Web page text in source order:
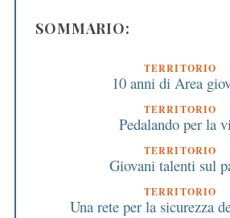
SOMMARIO:
TERRITORIO
10 anni di Area
TERRITORIO
Pedalando per la
TERRITORIO
Giovani talenti sul
TERRITORIO
Una rete per la sicurezza